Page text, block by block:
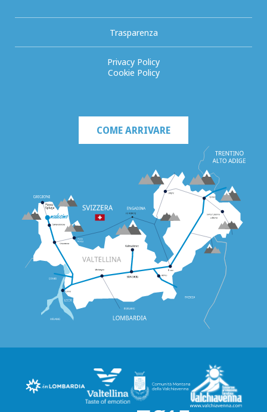
Trasparenza
Privacy Policy
Cookie Policy
COME ARRIVARE